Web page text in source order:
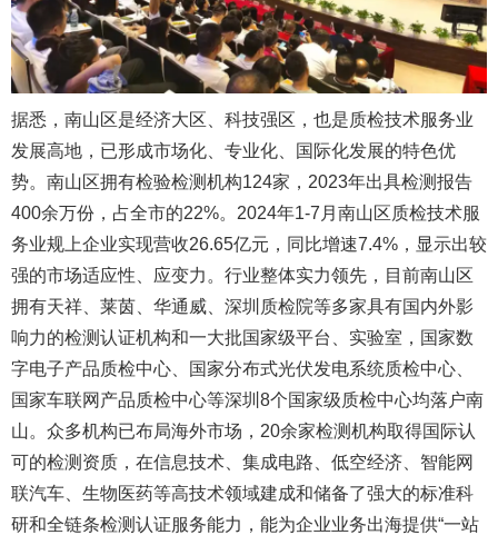
据悉，南山区是经济大区、科技强区，也是质检技术服务业
发展高地，已形成市场化、专业化、国际化发展的特色优
势。南山区拥有检验检测机构124家，2023年出具检测报告
400余万份，占全市的22%。2024年1-7月南山区质检技术服
务业规上企业实现营收26.65亿元，同比增速7.4%，显示出较
强的市场适应性、应变力。行业整体实力领先，目前南山区
拥有天祥、莱茵、华通威、深圳质检院等多家具有国内外影
响力的检测认证机构和一大批国家级平台、实验室，国家数
字电子产品质检中心、国家分布式光伏发电系统质检中心、
国家车联网产品质检中心等深圳8个国家级质检中心均落户南
山。众多机构已布局海外市场，20余家检测机构取得国际认
可的检测资质，在信息技术、集成电路、低空经济、智能网
联汽车、生物医药等高技术领域建成和储备了强大的标准科
研和全链条检测认证服务能力，能为企业业务出海提供“一站